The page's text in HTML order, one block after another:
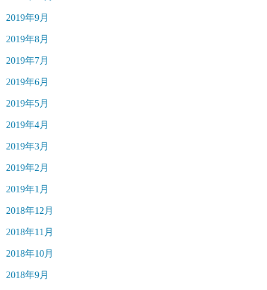
2019年9月
2019年8月
2019年7月
2019年6月
2019年5月
2019年4月
2019年3月
2019年2月
2019年1月
2018年12月
2018年11月
2018年10月
2018年9月